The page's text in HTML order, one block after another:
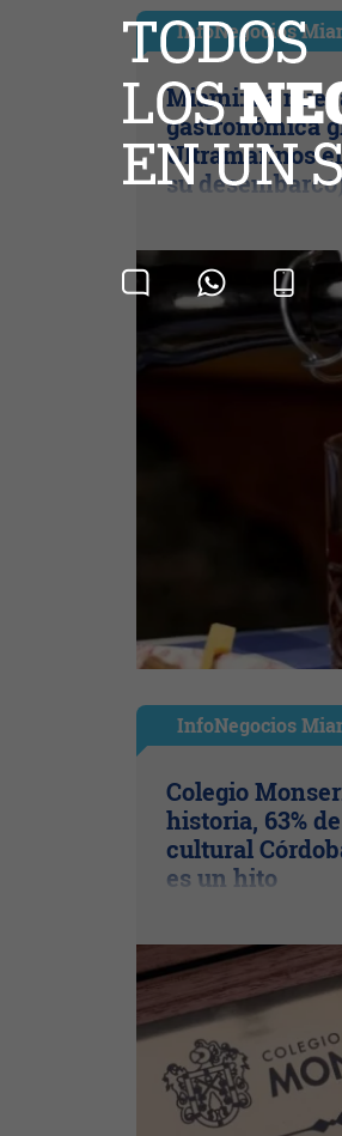
InfoNegocios
Miami: La
gastronómica
Ultramarinos
su
InfoNegocios
Colegio
historia, 63%
cultural
es un hito